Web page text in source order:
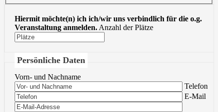
Hiermit möchte(n) ich ich/wir uns verbindlich für die o.g.
Veranstaltung anmelden. Anzahl der Plätze
Persönliche Daten
Vorn- und Nachname
Bitte lasse
Telefon
Bitte lasse
E-Mail